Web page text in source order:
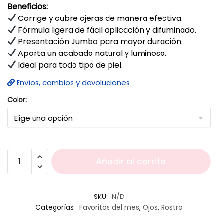
Beneficios:
Corrige y cubre ojeras de manera efectiva.
Fórmula ligera de fácil aplicación y difuminado.
Presentación Jumbo para mayor duración.
Aporta un acabado natural y luminoso.
Ideal para todo tipo de piel.
Envíos, cambios y devoluciones
Color:
Añadir al carrito
SKU: N/D
Categorías: Favoritos del mes, Ojos, Rostro